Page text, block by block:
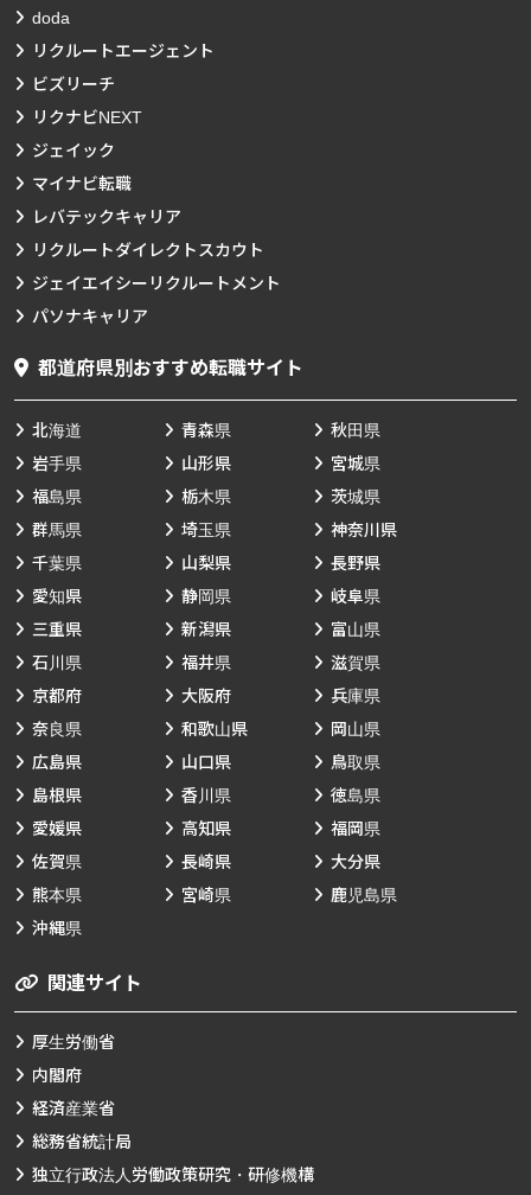
doda
リクルートエージェント
ビズリーチ
リクナビNEXT
ジェイック
マイナビ転職
レバテックキャリア
リクルートダイレクトスカウト
ジェイエイシーリクルートメント
パソナキャリア
都道府県別おすすめ転職サイト
北海道 青森県
秋田県
岩手県
山形県
宮城県
福島県
栃木県
茨城県
群馬県
埼玉県
神奈川県
千葉県
山梨県
長野県
愛知県
静岡県
岐阜県
三重県
新潟県
富山県
石川県
福井県
滋賀県
京都府
大阪府
兵庫県
奈良県
和歌山県
岡山県
広島県
山口県
鳥取県
島根県
香川県
徳島県
愛媛県
高知県
福岡県
佐賀県
長崎県
大分県
熊本県
宮崎県
鹿児島県
沖縄県
関連サイト
厚生労働省
内閣府
経済産業省
総務省統計局
独立行政法人労働政策研究・研修機構